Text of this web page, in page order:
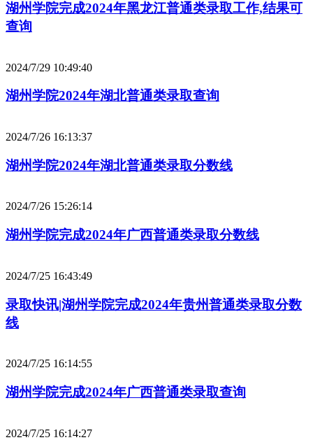
湖州学院完成2024年黑龙江普通类录取工作,结果可
查询
2024/7/29 10:49:40
湖州学院2024年湖北普通类录取查询
2024/7/26 16:13:37
湖州学院2024年湖北普通类录取分数线
2024/7/26 15:26:14
湖州学院完成2024年广西普通类录取分数线
2024/7/25 16:43:49
录取快讯|湖州学院完成2024年贵州普通类录取分数
线
2024/7/25 16:14:55
湖州学院完成2024年广西普通类录取查询
2024/7/25 16:14:27